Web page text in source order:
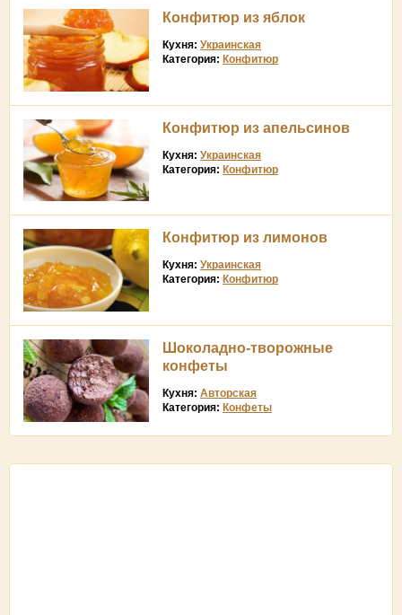
Конфитюр из яблок
Кухня: Украинская
Категория: Конфитюр
Конфитюр из апельсинов
Кухня: Украинская
Категория: Конфитюр
Конфитюр из лимонов
Кухня: Украинская
Категория: Конфитюр
Шоколадно-творожные
конфеты
Кухня: Авторская
Категория: Конфеты